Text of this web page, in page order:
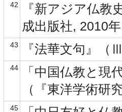
42
『新アジア仏
成出版社, 2010
43 『法華文句』
44
「中国仏教と
（『東洋学術
45